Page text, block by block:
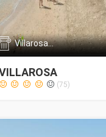
Villarosa...
(75)